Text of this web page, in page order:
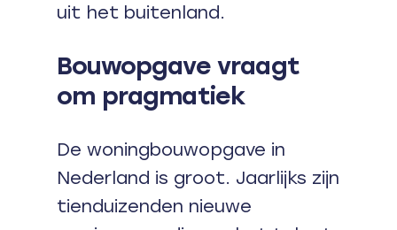
uit het buitenland.
Bouwopgave vraagt
om pragmatiek
De woningbouwopgave in
Nederland is groot. Jaarlijks zijn
tienduizenden nieuwe